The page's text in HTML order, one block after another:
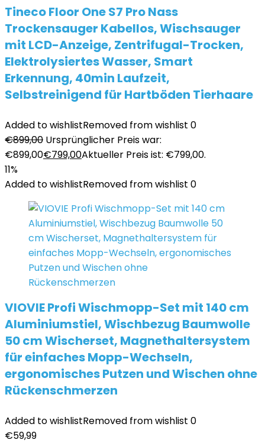
Tineco Floor One S7 Pro Nass
Trockensauger Kabellos, Wischsauger
mit LCD-Anzeige, Zentrifugal-Trocken,
Elektrolysiertes Wasser, Smart
Erkennung, 40min Laufzeit,
Selbstreinigend für Hartböden Tierhaare
Added to wishlistRemoved from wishlist 0
€899,00 Ursprünglicher Preis war:
€899,00€799,00Aktueller Preis ist: €799,00.
11%
Added to wishlistRemoved from wishlist 0
VIOVIE Profi Wischmopp-Set mit 140 cm
Aluminiumstiel, Wischbezug Baumwolle
50 cm Wischerset, Magnethaltersystem
für einfaches Mopp-Wechseln,
ergonomisches Putzen und Wischen ohne
Rückenschmerzen
Added to wishlistRemoved from wishlist 0
€59,99